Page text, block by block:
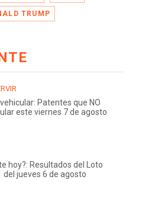
TRUMP
Patentes que NO
este viernes 7 de agosto
hoy?: Resultados del Loto
del jueves 6 de agosto